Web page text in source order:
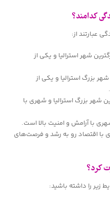
کدامند؟
عبارتند از:
شهر استرالیا و یکی از
بزرگ استرالیا و یکی از
شهر بزرگ استرالیا و شهری با
با آرامش و امنیت بالا است.
با اقتصاد رو به رشد و فرصت‌های
کرد؟
زیر را داشته باشید: